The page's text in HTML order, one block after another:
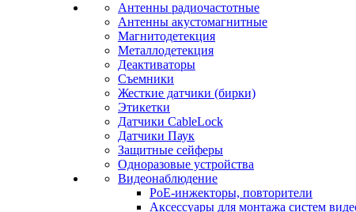
Антенны радиочастотные
Антенны акустомагнитные
Магнитодетекция
Металлодетекция
Деактиваторы
Съемники
Жесткие датчики (бирки)
Этикетки
Датчики CableLock
Датчики Паук
Защитные сейферы
Одноразовые устройства
Видеонаблюдение
PoE-инжекторы, повторители
Аксессуары для монтажа систем